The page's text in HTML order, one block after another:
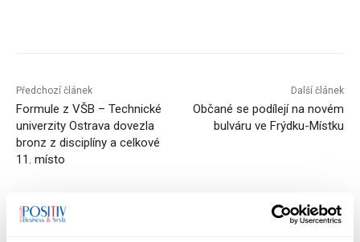
Předchozí článek
Formule z VŠB – Technické
univerzity Ostrava dovezla
bronz z disciplíny a celkové
11. místo
Další článek
Občané se podílejí na novém
bulváru ve Frýdku-Místku